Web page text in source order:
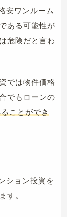
安ワンルーム
ある可能性が
危険だと言わ
では物件価格
でもローンの
ことができ
ション投資を
す。